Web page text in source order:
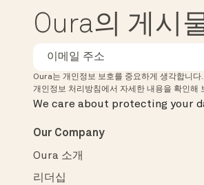
Oura의 게시
Oura는 개인정보 보호를 중요하게 생각합니다.
개인정보 처리방침에서 자세한 내용을 확인해
We care about protecting your
Our Company
Oura 소개
리더십